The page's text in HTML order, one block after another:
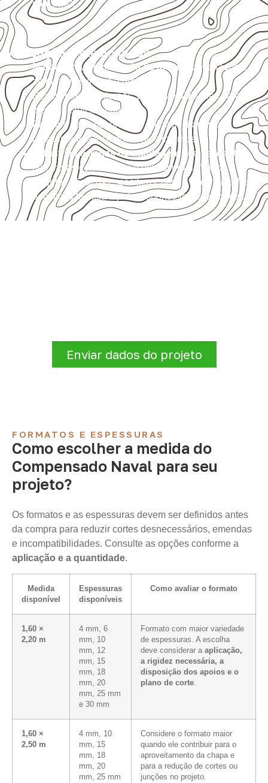
com água.
Aplicações relacionadas
Marcenaria e fabricação de móveis
destinados a
ambientes sujeitos à umidade.
Revestimentos internos, painéis e divisórias para
projetos profissionais.
Projetos de transporte que utilizam chapas em
revestimentos e componentes internos.
Indústrias e linhas de montagem que necessitam
de chapas com formato e espessura definidos.
Projetos náuticos específicos, desde que validados
pela ficha técnica e pelo responsável pelo projeto.
Enviar dados do projeto
FORMATOS E ESPESSURAS
Como escolher a medida do
Compensado Naval para seu
projeto?
Os formatos e as espessuras devem ser definidos antes
da compra para reduzir cortes desnecessários, emendas
e incompatibilidades. Consulte as opções conforme a
aplicação e a quantidade.
Medida
disponível
Espessuras
disponíveis
Como avaliar o formato
1,60 ×
2,20 m
4 mm, 6
mm, 10
mm, 12
mm, 15
mm, 18
mm, 20
mm, 25 mm
e 30 mm
Formato com maior variedade
de espessuras. A escolha
deve considerar a aplicação,
a rigidez necessária, a
disposição dos apoios e o
plano de corte.
1,60 ×
2,50 m
4 mm, 10
mm, 15
mm, 18
mm, 20
mm, 25 mm
Considere o formato maior
quando ele contribuir para o
aproveitamento da chapa e
para a redução de cortes ou
junções no projeto.